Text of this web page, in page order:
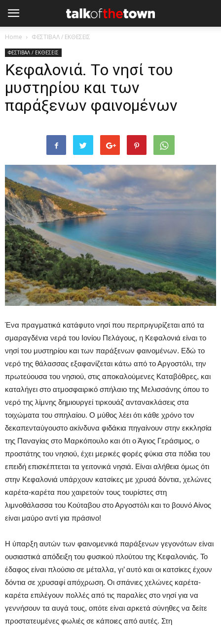
Home ΦΕΣΤΙΒΑΛ / ΕΚΘΕΣΕΙΣ
ΦΕΣΤΙΒΑΛ / ΕΚΘΕΣΕΙΣ
Κεφαλονιά. Tο νησί του
μυστηρίου και των
παράξενων φαινομένων
Ένα πραγματικά κατάφυτο νησί που περιτριγυρίζεται από τα
σμαραγδένια νερά του Ιονίου Πελάγους, η Κεφαλονιά είναι το
νησί του μυστηρίου και των παράξενων φαινομένων. Εδώ το
νερό της θάλασσας εξαφανίζεται κάτω από το Αργοστόλι, την
πρωτεύουσα του νησιού, στις αποκαλούμενες Καταβόθρες, και
καταλήγει στο ατμοσφαιρικό σπήλαιο της Μελισσάνης όπου το
νερό της λίμνης δημιουργεί τιρκουάζ αντανακλάσεις στα
τοιχώματα του σπηλαίου. Ο μύθος λέει ότι κάθε χρόνο τον
δεκαπενταύγουστο ακίνδυνα φιδάκια πηγαίνουν στην εκκλησία
της Παναγίας στο Μαρκόπουλο και ότι ο Άγιος Γεράσιμος, ο
προστάτης του νησιού, έχει μερικές φορές φύκια στα πόδια του
επειδή επισκέπτεται τα γειτονικά νησιά. Είναι αλήθεια όμως ότι
στην Κεφαλονιά υπάρχουν κατσίκες με χρυσά δόντια, χελώνες
καρέτα-καρέτα που χαιρετούν τους τουρίστες στη
λιμνοθάλασσα του Κούταβου στο Αργοστόλι και το βουνό Αίνος
είναι μαύρο αντί για πράσινο!
Η ύπαρξη αυτών των φαινομενικά παράξενων γεγονότων είναι
ουσιαστικά απόδειξη του φυσικού πλούτου της Κεφαλονιάς. Το
έδαφος είναι πλούσιο σε μέταλλα, γι’ αυτό και οι κατσίκες έχουν
δόντια σε χρυσαφί απόχρωση. Οι σπάνιες χελώνες καρέτα-
καρέτα επιλέγουν πολλές από τις παραλίες στο νησί για να
γεννήσουν τα αυγά τους, οπότε είναι αρκετά σύνηθες να δείτε
προστατευμένες φωλιές σε κάποιες από αυτές. Στη